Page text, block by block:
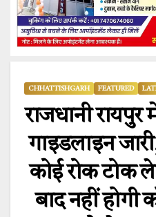
CHHATTISHGARH FEATURED
राजधानी
गाइडलाइन
कोई रोक टोक
बाद नहीं होगी